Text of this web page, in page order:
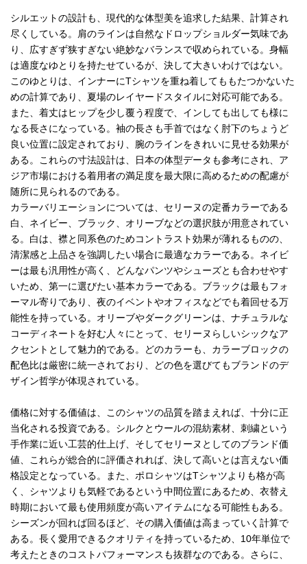
シルエットの設計も、現代的な体型美を追求した結果、計算され
尽くしている。肩のラインは自然なドロップショルダー気味であ
り、広すぎず狭すぎない絶妙なバランスで収められている。身幅
は適度なゆとりを持たせているが、決して大きいわけではない。
このゆとりは、インナーにTシャツを重ね着してももたつかないた
めの計算であり、夏場のレイヤードスタイルに対応可能である。
また、着丈はヒップを少し覆う程度で、インしても出しても様に
なる長さになっている。袖の長さも手首ではなく肘下のちょうど
良い位置に設定されており、腕のラインをきれいに見せる効果が
ある。これらの寸法設計は、日本の体型データも参考にされ、ア
ジア市場における着用者の満足度を最大限に高めるための配慮が
随所に見られるのである。
カラーバリエーションについては、セリーヌの定番カラーである
白、ネイビー、ブラック、オリーブなどの選択肢が用意されてい
る。白は、襟と同系色のためコントラスト効果が薄れるものの、
清潔感と上品さを強調したい場合に最適なカラーである。ネイビ
ーは最も汎用性が高く、どんなパンツやシューズとも合わせやす
いため、第一に選びたい基本カラーである。ブラックは最もフォ
ーマル寄りであり、夜のイベントやオフィスなどでも着回せる万
能性を持っている。オリーブやダークグリーンは、ナチュラルな
コーディネートを好む人々にとって、セリーヌらしいシックなア
クセントとして魅力的である。どのカラーも、カラーブロックの
配色比は厳密に統一されており、どの色を選びてもブランドのデ
ザイン哲学が体現されている。
価格に対する価値は、このシャツの品質を踏まえれば、十分に正
当化される投資である。シルクとウールの混紡素材、刺繍という
手作業に近い工芸的仕上げ、そしてセリーヌとしてのブランド価
値、これらが総合的に評価されれば、決して高いとは言えない価
格設定となっている。また、ポロシャツはTシャツよりも格が高
く、シャツよりも気軽であるという中間位置にあるため、衣替え
時期において最も使用頻度が高いアイテムになる可能性もある。
シーズンが回れば回るほど、その購入価値は高まっていく計算で
ある。長く愛用できるクオリティを持っているため、10年単位で
考えたときのコストパフォーマンスも抜群なのである。さらに、